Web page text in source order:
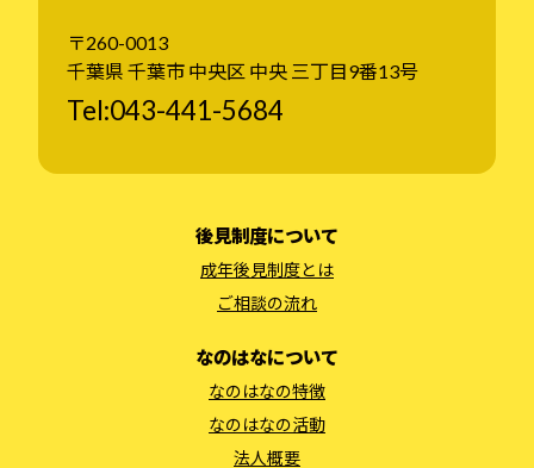
〒260-0013
千葉県 千葉市 中央区 中央 三丁目9番13号
Tel:043-441-5684
後見制度について
成年後見制度とは
ご相談の流れ
なのはなについて
なのはなの特徴
なのはなの活動
法人概要